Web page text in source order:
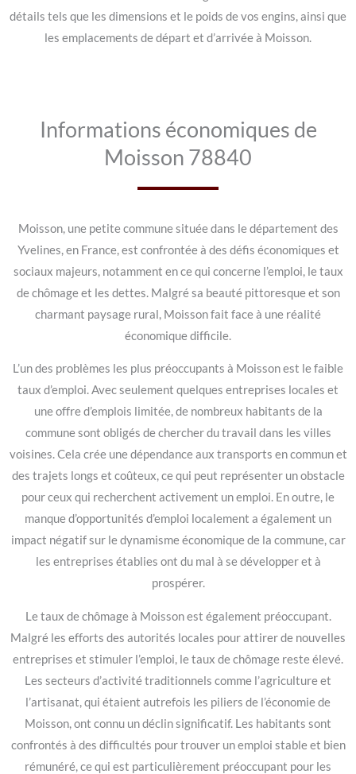
détails tels que les dimensions et le poids de vos engins, ainsi que
les emplacements de départ et d’arrivée à Moisson.
Informations économiques de
Moisson 78840
Moisson, une petite commune située dans le département des
Yvelines, en France, est confrontée à des défis économiques et
sociaux majeurs, notamment en ce qui concerne l’emploi, le taux
de chômage et les dettes. Malgré sa beauté pittoresque et son
charmant paysage rural, Moisson fait face à une réalité
économique difficile.
L’un des problèmes les plus préoccupants à Moisson est le faible
taux d’emploi. Avec seulement quelques entreprises locales et
une offre d’emplois limitée, de nombreux habitants de la
commune sont obligés de chercher du travail dans les villes
voisines. Cela crée une dépendance aux transports en commun et
des trajets longs et coûteux, ce qui peut représenter un obstacle
pour ceux qui recherchent activement un emploi. En outre, le
manque d’opportunités d’emploi localement a également un
impact négatif sur le dynamisme économique de la commune, car
les entreprises établies ont du mal à se développer et à
prospérer.
Le taux de chômage à Moisson est également préoccupant.
Malgré les efforts des autorités locales pour attirer de nouvelles
entreprises et stimuler l’emploi, le taux de chômage reste élevé.
Les secteurs d’activité traditionnels comme l’agriculture et
l’artisanat, qui étaient autrefois les piliers de l’économie de
Moisson, ont connu un déclin significatif. Les habitants sont
confrontés à des difficultés pour trouver un emploi stable et bien
rémunéré, ce qui est particulièrement préoccupant pour les